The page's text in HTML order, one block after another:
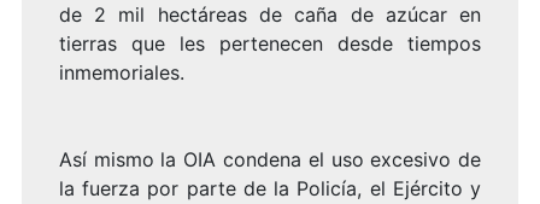
de 2 mil hectáreas de caña de azúcar en
tierras que les pertenecen desde tiempos
inmemoriales.
Así mismo la OIA condena el uso excesivo de
la fuerza por parte de la Policía, el Ejército y